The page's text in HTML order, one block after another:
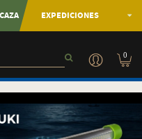
EXPEDICIONES
0